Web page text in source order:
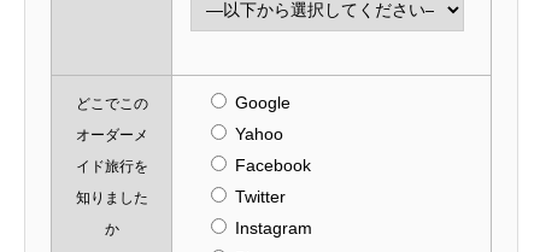
どこでこの
オーダーメ
イド旅行を
知りました
か
Google
Yahoo
Facebook
Twitter
Instagram